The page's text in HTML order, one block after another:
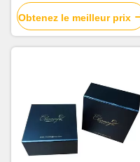
la montre/bougie/chocolat
Obtenez le meilleur prix